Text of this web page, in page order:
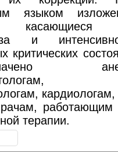
языком
касающиеся
и
критических
работающим
терапии.